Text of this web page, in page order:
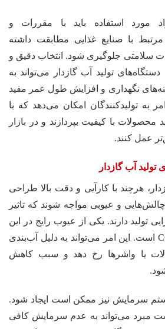
مورد استفاده باید با مقررات و
مرتبط با صنایع غذایی مطابقت داشته
سلامتی جلوگیری شود. انتخاب دقیق و
تولید آب گازدار می‌تواند به
نگهداری و افزایش طول عمر مفید
به تولیدکنندگان امکان می‌دهد که با
محصولات با کیفیت بپردازند و در بازار
عمل کنند.
آب گازدار
هرچند با کارآیی و دقت بالا طراحی
و عیوبی مواجه شوند که تاثیر
تولید دارند. یکی از عیوب رایج در این
دستگاه‌ها، نشت گاز CO2 است. این امر می‌تواند به دلیل آب‌بندی
یا واشرها رخ دهد و سبب کاهش
سرمایش نیز ممکن است ایجاد شود.
مبرد می‌تواند به عدم سرمایش کافی